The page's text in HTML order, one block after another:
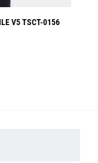
V5 TSCT-0156